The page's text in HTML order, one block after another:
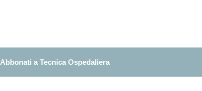
Abbonati a Tecnica Ospedaliera